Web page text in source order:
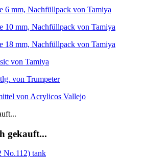
6 mm, Nachfüllpack von Tamiya
10 mm, Nachfüllpack von Tamiya
18 mm, Nachfüllpack von Tamiya
von Tamiya
von Trumpeter
von Acrylicos Vallejo
gekauft...